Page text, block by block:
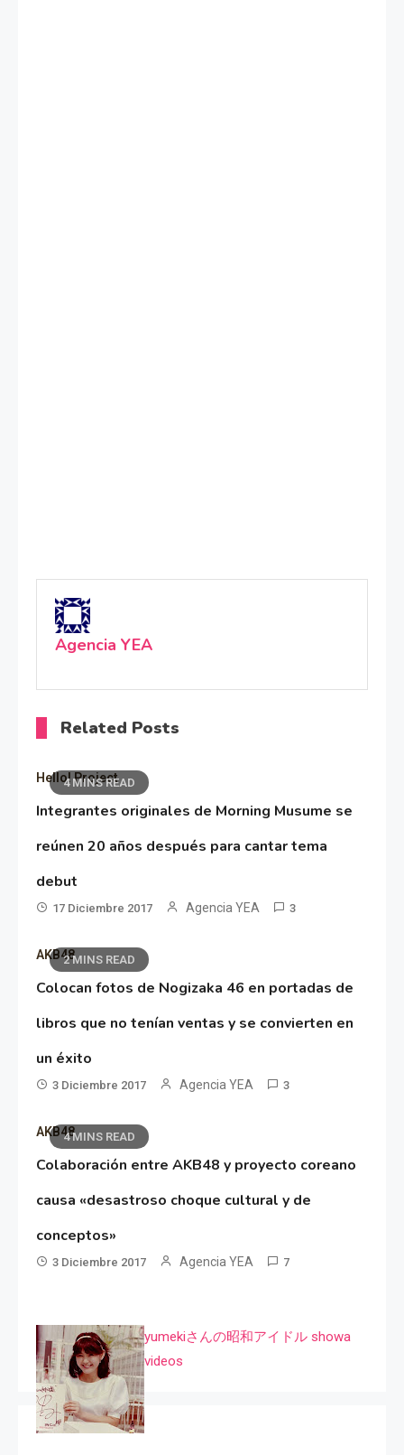
Agencia YEA
Related Posts
4 MINS READ
Hello! Project
Integrantes originales de Morning Musume se
reúnen 20 años después para cantar tema
debut
17 Diciembre 2017 Agencia YEA 3
2 MINS READ
AKB48
Colocan fotos de Nogizaka 46 en portadas de
libros que no tenían ventas y se convierten en
un éxito
3 Diciembre 2017 Agencia YEA 3
4 MINS READ
AKB48
Colaboración entre AKB48 y proyecto coreano
causa «desastroso choque cultural y de
conceptos»
3 Diciembre 2017 Agencia YEA 7
yumekiさんの昭和アイドル showa
videos